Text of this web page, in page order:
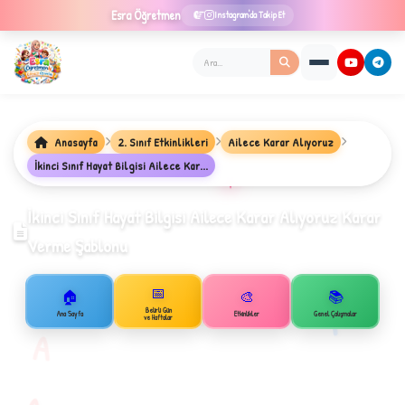
Esra Öğretmen Instagram'da Takip Et
A
B
✦
★
Anasayfa 2. Sınıf Etkinlikleri
Ailece Karar Alıyoruz
İkinci Sınıf Hayat Bilgisi Ailece Kar...
İkinci Sınıf Hayat Bilgisi Ailece Karar Alıyoruz Karar
Verme Şablonu
🏠
Ana Sayfa
📅
Belirli Gün
ve Haftalar
🎨
Etkinlikler
📚
Genel Çalışmalar
1